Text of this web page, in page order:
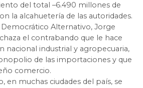
del total –6.490 millones de
la alcahuetería de las autoridades.
Alternativo, Jorge
el contrabando que le hace
nacional industrial y agropecuaria,
de las importaciones y que
comercio.
en muchas ciudades del país, se